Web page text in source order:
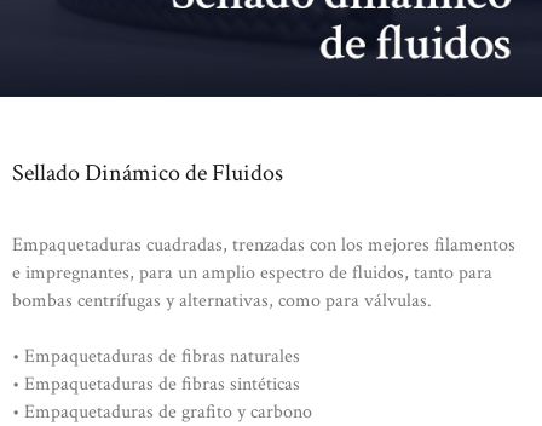
Sellado Dinámico de Fluidos
Empaquetaduras cuadradas, trenzadas con los mejores filamentos
e impregnantes, para un amplio espectro de fluidos, tanto para
bombas centrífugas y alternativas, como para válvulas.
• Empaquetaduras de fibras naturales
• Empaquetaduras de fibras sintéticas
• Empaquetaduras de grafito y carbono